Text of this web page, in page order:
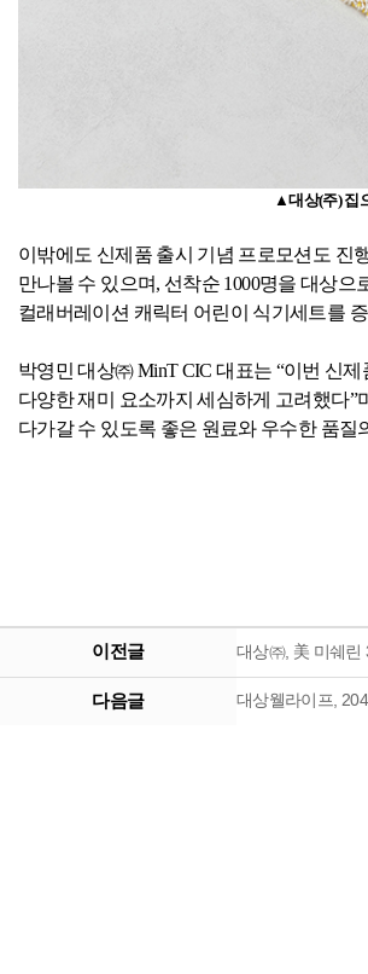
▲대상(주)집
이밖에도 신제품 출시 기념 프로모션도 진
만나볼 수 있으며, 선착순 1000명을 대상으
컬래버레이션 캐릭터 어린이 식기세트를
박영민 대상㈜MinT CIC대표는 “이번 신
다양한 재미 요소까지 세심하게 고려했다”
다가갈 수 있도록 좋은 원료와 우수한 품질
이전글 대상㈜, 美 미쉐린
다음글 대상웰라이프,